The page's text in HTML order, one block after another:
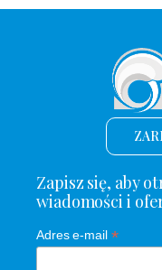
Zapisz się, aby
wiadomości i
Adres e-mail *